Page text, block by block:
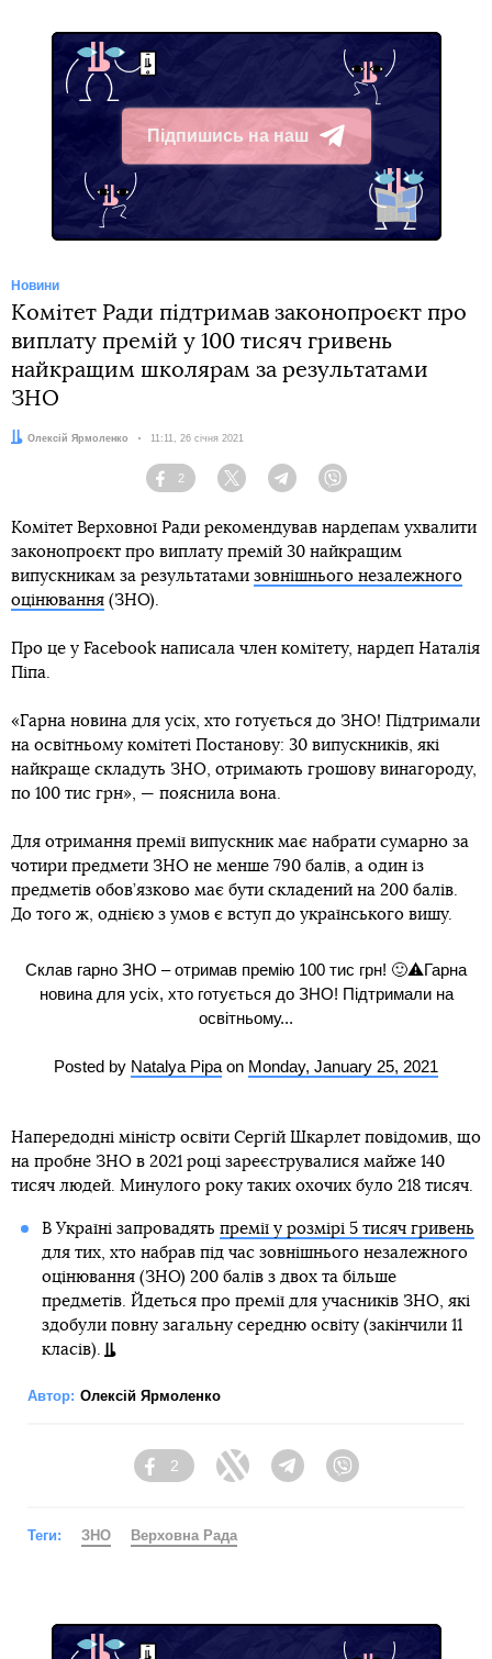
Підпишись на наш
Telegram
Новини
Комітет Ради підтримав законопроєкт про
виплату премій у 100 тисяч гривень
найкращим школярам за результатами
ЗНО
Автор:
Олексій Ярмоленко Дата:
11:11, 26 січня 2021
Facebook
2
Twitter TelegramViber
Комітет Верховної Ради рекомендував нардепам ухвалити
законопроєкт про виплату премій 30 найкращим
випускникам за результатами зовнішнього незалежного
оцінювання (ЗНО).
Про це у Facebook написала член комітету, нардеп Наталія
Піпа.
«Гарна новина для усіх, хто готується до ЗНО! Підтримали
на освітньому комітеті Постанову: 30 випускників, які
найкраще складуть ЗНО, отримають грошову винагороду,
по 100 тис грн», — пояснила вона.
Для отримання премії випускник має набрати сумарно за
чотири предмети ЗНО не менше 790 балів, а один із
предметів обов’язково має бути складений на 200 балів.
До того ж, однією з умов є вступ до українського вишу.
Склав гарно ЗНО – отримав премію 100 тис грн! 🙂⚠️Гарна
новина для усіх, хто готується до ЗНО! Підтримали на
освітньому...
Posted by Natalya Pipa on Monday, January 25, 2021
Напередодні міністр освіти Сергій Шкарлет повідомив, що
на пробне ЗНО в 2021 році зареєструвалися майже 140
тисяч людей. Минулого року таких охочих було 218 тисяч.
В Україні запровадять премії у розмірі 5 тисяч гривень
для тих, хто набрав під час зовнішнього незалежного
оцінювання (ЗНО) 200 балів з двох та більше
предметів. Йдеться про премії для учасників ЗНО, які
здобули повну загальну середню освіту (закінчили 11
класів).
Автор: Олексій Ярмоленко
Facebook
2
Twitter Telegram
Теги: ЗНО Верховна Рада